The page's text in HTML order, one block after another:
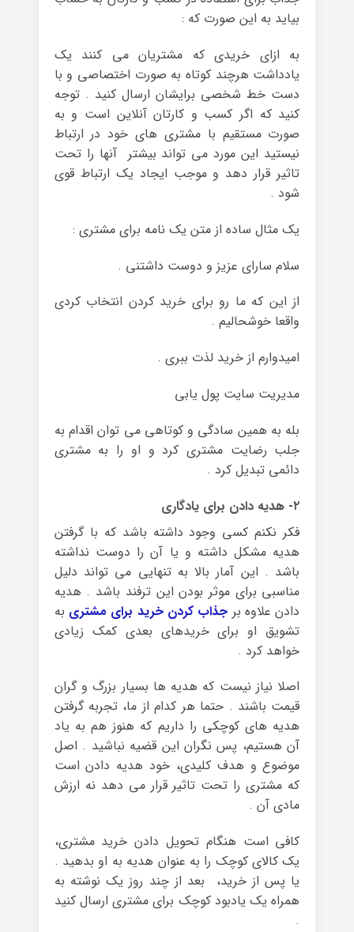
بیاید به این صورت که :
به ازای خریدی که مشتریان می کنند یک
یادداشت هرچند کوتاه به صورت اختصاصی و با
دست خط شخصی برایشان ارسال کنید . توجه
کنید که اگر کسب و کارتان آنلاین است و به
صورت مستقیم با مشتری های خود در ارتباط
نیستید این مورد می تواند بیشتر آنها را تحت
تاثیر قرار دهد و موجب ایجاد یک ارتباط قوی
شود .
یک مثال ساده از متن یک نامه برای مشتری :
سلام سارای عزیز و دوست داشتنی .
از این که ما رو برای خرید کردن انتخاب کردی
واقعا خوشحالیم .
امیدوارم از خرید لذت ببری .
مدیریت سایت پول یابی
بله به همین سادگی و کوتاهی می توان اقدام به
جلب رضایت مشتری کرد و او را به مشتری
دائمی تبدیل کرد .
۲- هدیه دادن برای یادگاری
فکر نکنم کسی وجود داشته باشد که با گرفتن
هدیه مشکل داشته و یا آن را دوست نداشته
باشد . این آمار بالا به تنهایی می تواند دلیل
مناسبی برای موثر بودن این ترفند باشد . هدیه
دادن علاوه بر جذاب کردن خرید برای مشتری به
تشویق او برای خریدهای بعدی کمک زیادی
خواهد کرد .
اصلا نیاز نیست که هدیه ها بسیار بزرگ و گران
قیمت باشند . حتما هر کدام از ما، تجربه گرفتن
هدیه های کوچکی را داریم که هنوز هم به یاد
آن هستیم، پس نگران این قضیه نباشید . اصل
موضوع و هدف کلیدی، خود هدیه دادن است
که مشتری را تحت تاثیر قرار می دهد نه ارزش
مادی آن .
کافی است هنگام تحویل دادن خرید مشتری،
یک کالای کوچک را به عنوان هدیه به او بدهید .
یا پس از خرید، بعد از چند روز یک نوشته به
همراه یک یادبود کوچک برای مشتری ارسال کنید
.